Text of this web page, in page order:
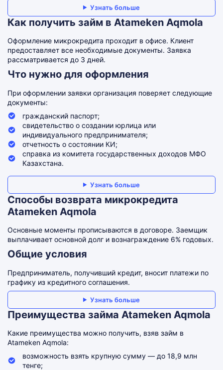
Узнать больше
Как получить займ в Atameken Aqmola
Оформление микрокредита проходит в офисе. Клиент
предоставляет все необходимые документы. Заявка
рассматривается до 3 дней.
Что нужно для оформления
При оформлении заявки организация поверяет следующие
документы:
гражданский паспорт;
свидетельство о создании юрлица или
индивидуального предпринимателя;
отчетность о состоянии КИ;
справка из комитета государственных доходов МФО
Казахстана.
Узнать больше
Способы возврата микрокредита
Atameken Aqmola
Основные моменты прописываются в договоре. Заемщик
выплачивает основной долг и вознаграждение 6% годовых.
Общие условия
Предприниматель, получивший кредит, вносит платежи по
графику из кредитного соглашения.
Узнать больше
Преимущества займа Atameken Aqmola
Какие преимущества можно получить, взяв займ в
Atameken Aqmola:
возможность взять крупную сумму — до 18,9 млн
тенге;